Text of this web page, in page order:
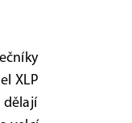
XLP
dělají